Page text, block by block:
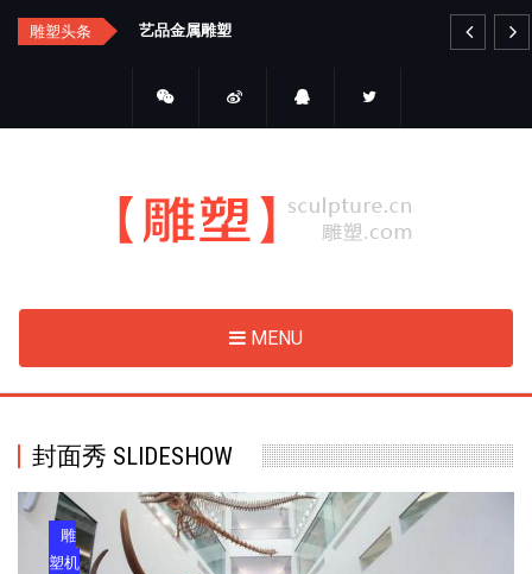
Skip
雕塑头条 艺品金属雕塑
MENU
封面秀 SLIDESHOW
雕
塑机